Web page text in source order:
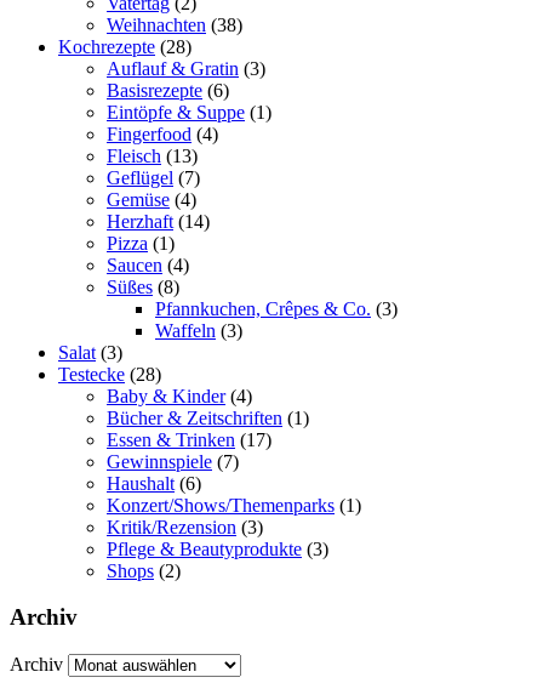
Weihnachten (38)
Kochrezepte (28)
Auflauf & Gratin (3)
Basisrezepte (6)
Eintöpfe & Suppe (1)
Fingerfood (4)
Fleisch (13)
Geflügel (7)
Gemüse (4)
Herzhaft (14)
Pizza (1)
Saucen (4)
Süßes (8)
Pfannkuchen, Crêpes & Co. (3)
Waffeln (3)
Salat (3)
Testecke (28)
Baby & Kinder(4)
Bücher & Zeitschriften (1)
Essen & Trinken (17)
Gewinnspiele (7)
Haushalt (6)
Konzert/Shows/Themenparks (1)
Kritik/Rezension (3)
Pflege & Beautyprodukte (3)
Shops (2)
Archiv
Archiv